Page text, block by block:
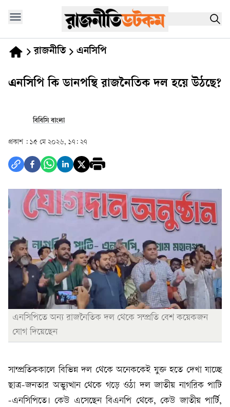
রাজনীতি এনসিপি
এনসিপি কি ডানপন্থি রাজনৈতিক দল হয়ে উঠছে?
বিবিসি বাংলা
প্রকাশ : ১৫ মে ২০২৬, ১৭: ২৭
এনসিপিতে অন্য রাজনৈতিক দল থেকে সম্প্রতি বেশ কয়েকজন
যোগ দিয়েছেন
সাম্প্রতিককালে বিভিন্ন দল থেকে অনেককেই যুক্ত হতে দেখা যাচ্ছে
ছাত্র-জনতার অভ্যুত্থান থেকে গড়ে ওঠা দল জাতীয় নাগরিক পাটি
-এনসিপিতে। কেউ এসেছেন বিএনপি থেকে, কেউ জাতীয় পার্টি,